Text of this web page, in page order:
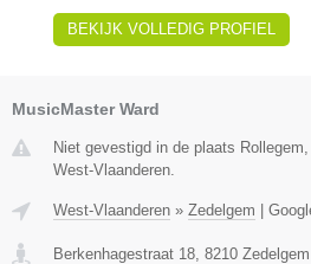
BEKIJK VOLLEDIG PROFIEL
MusicMaster Ward
Niet gevestigd in de plaats
West-Vlaanderen.
West-Vlaanderen » Zedelgem
Berkenhagestraat 18 8210 Zedelgem